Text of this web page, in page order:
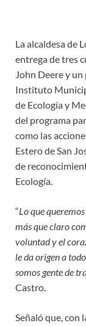
La alcaldesa de
entrega de tres
John Deere y
Instituto
de Ecología y
del programa
como las
Estero de San
de
Ecología.
“Lo que
más que claro
voluntad y el
le da origen a
somos gente de
Castro.
Señaló que, con